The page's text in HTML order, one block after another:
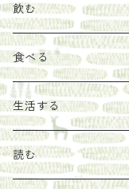
飲む
お茶
エキス
珈琲豆
食べる
ジャム
うめぼし
生活する
エコラップ
読む